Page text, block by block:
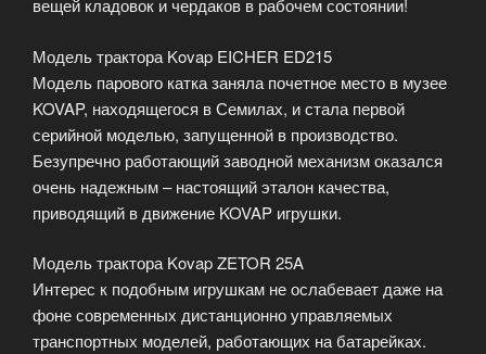
вещей кладовок и чердаков в рабочем состоянии!
Модель трактора Kovap EICHER ED215
Модель парового катка заняла почетное место в музее
KOVAP, находящегося в Семилах, и стала первой
серийной моделью, запущенной в производство.
Безупречно работающий заводной механизм оказался
очень надежным – настоящий эталон качества,
приводящий в движение KOVAP игрушки.
Модель трактора Kovap ZETOR 25A
Интерес к подобным игрушкам не ослабевает даже на
фоне современных дистанционно управляемых
транспортных моделей, работающих на батарейках.